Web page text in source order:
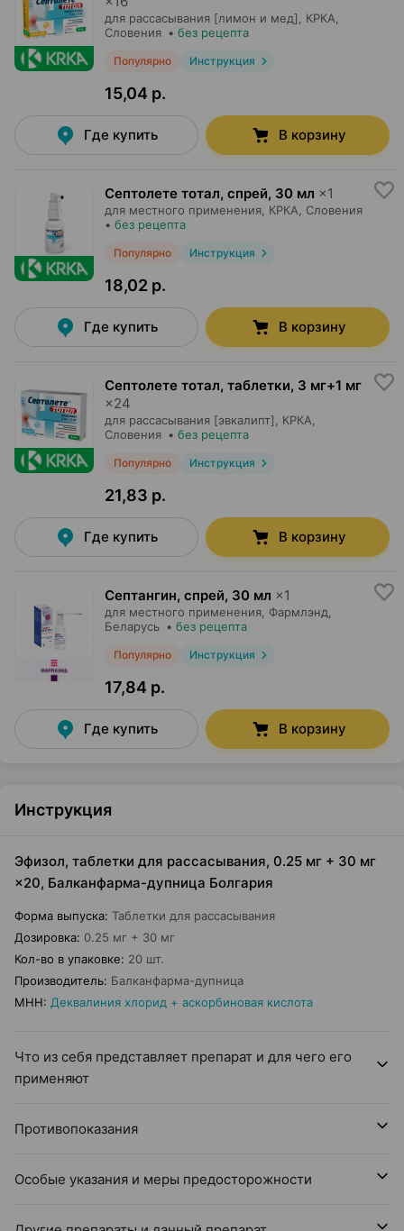
для рассасывания [лимон и мед], КРКА
Словения • без рецепта
Популярно Инструкция
15,04 р.
Где купить В корзину
Септолете тотал, спрей, 30 мл ×1
для местного применения, КРКА , Словения
• без рецепта
Популярно Инструкция
18,02 р.
Где купить В корзину
Септолете тотал, таблетки, 3 мг+1 мг
×24
для рассасывания [эвкалипт], КРКА
Словения • без рецепта
Популярно Инструкция
21,83 р.
Где купить В корзину
Септангин, спрей, 30 мл ×1
для местного применения, Фармлэнд
Беларусь • без рецепта
Популярно Инструкция
17,84 р.
Где купить В корзину
Инструкция
Эфизол, таблетки для рассасывания, 0.25 мг + 30 мг
×20, Балканфарма-дупница Болгария
Форма выпуска: Таблетки для рассасывания
Дозировка: 0.25 мг + 30 мг
Кол-во в упаковке: 20 шт.
Производитель: Балканфарма-дупница
МНН: Деквалиния хлорид + аскорбиновая кислота
Что из себя представляет препарат и для чего его
применяют
Противопоказания
Особые указания и меры предосторожности